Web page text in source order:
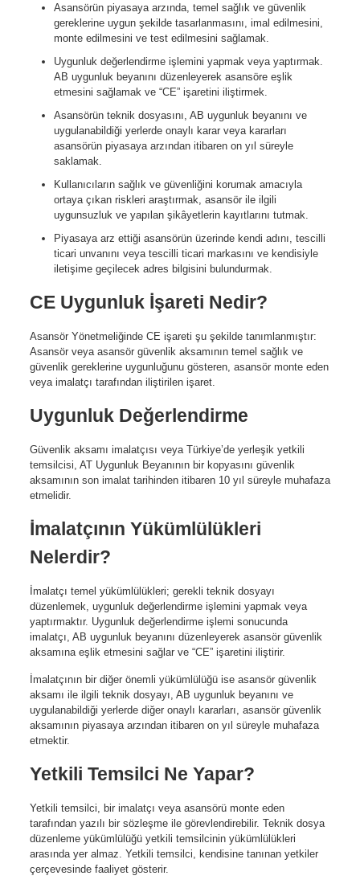
Asansörün piyasaya arzında, temel sağlık ve güvenlik
gereklerine uygun şekilde tasarlanmasını, imal edilmesini,
monte edilmesini ve test edilmesini sağlamak.
Uygunluk değerlendirme işlemini yapmak veya yaptırmak.
AB uygunluk beyanını düzenleyerek asansöre eşlik
etmesini sağlamak ve “CE” işaretini iliştirmek.
Asansörün teknik dosyasını, AB uygunluk beyanını ve
uygulanabildiği yerlerde onaylı karar veya kararları
asansörün piyasaya arzından itibaren on yıl süreyle
saklamak.
Kullanıcıların sağlık ve güvenliğini korumak amacıyla
ortaya çıkan riskleri araştırmak, asansör ile ilgili
uygunsuzluk ve yapılan şikâyetlerin kayıtlarını tutmak.
Piyasaya arz ettiği asansörün üzerinde kendi adını, tescilli
ticari unvanını veya tescilli ticari markasını ve kendisiyle
iletişime geçilecek adres bilgisini bulundurmak.
CE Uygunluk İşareti Nedir?
Asansör Yönetmeliğinde CE işareti şu şekilde tanımlanmıştır:
Asansör veya asansör güvenlik aksamının temel sağlık ve
güvenlik gereklerine uygunluğunu gösteren, asansör monte eden
veya imalatçı tarafından iliştirilen işaret.
Uygunluk Değerlendirme
Güvenlik aksamı imalatçısı veya Türkiye’de yerleşik yetkili
temsilcisi, AT Uygunluk Beyanının bir kopyasını güvenlik
aksamının son imalat tarihinden itibaren 10 yıl süreyle muhafaza
etmelidir.
İmalatçının Yükümlülükleri
Nelerdir?
İmalatçı temel yükümlülükleri; gerekli teknik dosyayı
düzenlemek, uygunluk değerlendirme işlemini yapmak veya
yaptırmaktır. Uygunluk değerlendirme işlemi sonucunda
imalatçı, AB uygunluk beyanını düzenleyerek asansör güvenlik
aksamına eşlik etmesini sağlar ve “CE” işaretini iliştirir.
İmalatçının bir diğer önemli yükümlülüğü ise asansör güvenlik
aksamı ile ilgili teknik dosyayı, AB uygunluk beyanını ve
uygulanabildiği yerlerde diğer onaylı kararları, asansör güvenlik
aksamının piyasaya arzından itibaren on yıl süreyle muhafaza
etmektir.
Yetkili Temsilci Ne Yapar?
Yetkili temsilci, bir imalatçı veya asansörü monte eden
tarafından yazılı bir sözleşme ile görevlendirebilir. Teknik dosya
düzenleme yükümlülüğü yetkili temsilcinin yükümlülükleri
arasında yer almaz. Yetkili temsilci, kendisine tanınan yetkiler
çerçevesinde faaliyet gösterir.